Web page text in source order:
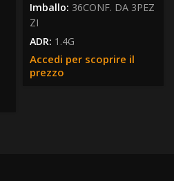
Imballo: 36CONF. DA 3PEZ
ZI
ADR: 1.4G
Accedi per scoprire il
prezzo